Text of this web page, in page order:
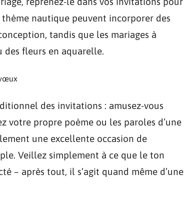
nautique peuvent incorporer des
tandis que les mariages à
fleurs en aquarelle.
des invitations : amusez-vous
votre propre poème ou les paroles d’une
une excellente occasion de
Veillez simplement à ce que le ton
– après tout, il s’agit quand même d’une